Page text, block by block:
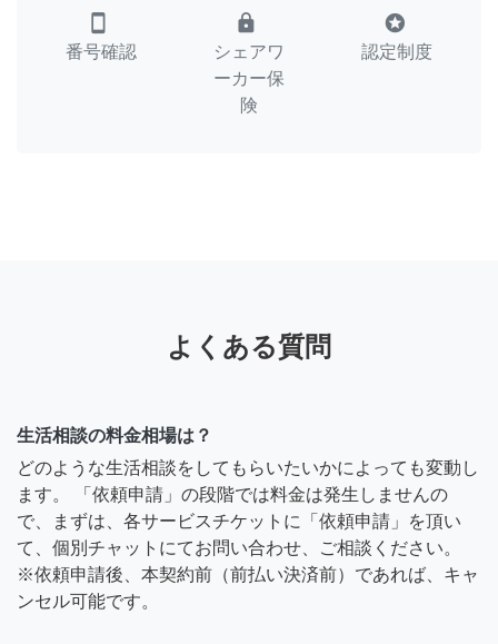
smartphone
番号確認
lock
シェアワ
ーカー保
険
stars
認定制度
よくある質問
生活相談の料金相場は？
どのような生活相談をしてもらいたいかによっても変動し
ます。 「依頼申請」の段階では料金は発生しませんの
で、まずは、各サービスチケットに「依頼申請」を頂い
て、個別チャットにてお問い合わせ、ご相談ください。
※依頼申請後、本契約前（前払い決済前）であれば、キャ
ンセル可能です。